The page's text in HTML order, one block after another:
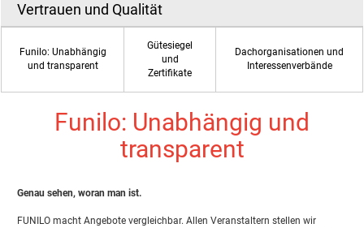
Vertrauen und Qualität
Funilo: Unabhängig
und transparent
Gütesiegel
und
Zertifikate
Dachorganisationen und
Interessenverbände
Funilo: Unabhängig und
transparent
Genau sehen, woran man ist.
FUNILO macht Angebote vergleichbar. Allen Veranstaltern stellen wir